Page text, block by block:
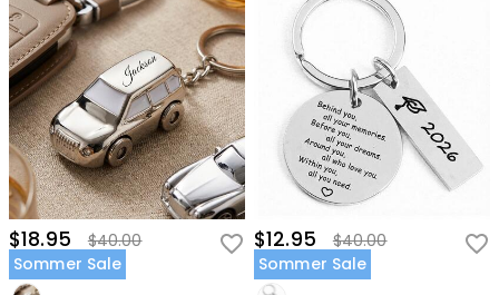
$18.95
$40.00
Sommer Sale
$12.95
$40.00
Sommer Sale